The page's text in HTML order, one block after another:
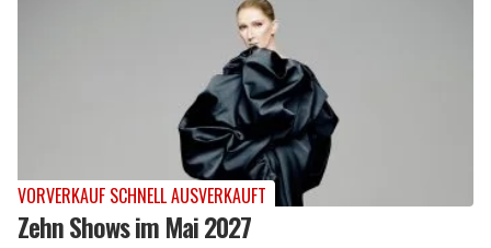
VORVERKAUF SCHNELL AUSVERKAUFT
Zehn Shows im Mai 2027